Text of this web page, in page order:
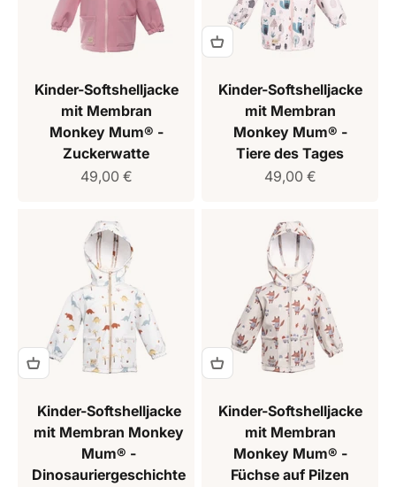
Kinder-Softshelljacke
mit Membran
Monkey Mum® -
Zuckerwatte
Verkaufspreis
49,00 €
Kinder-Softshelljacke
mit Membran
Monkey Mum® -
Tiere des Tages
Verkaufspreis
49,00 €
Kinder-Softshelljacke
mit Membran Monkey
Mum® -
Dinosauriergeschichte
Kinder-Softshelljacke
mit Membran
Monkey Mum® -
Füchse auf Pilzen